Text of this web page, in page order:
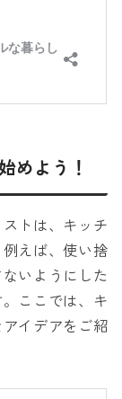
めよう！
トは、キッチ
えば、使い捨
いようにした
ここでは、キ
イデアをご紹